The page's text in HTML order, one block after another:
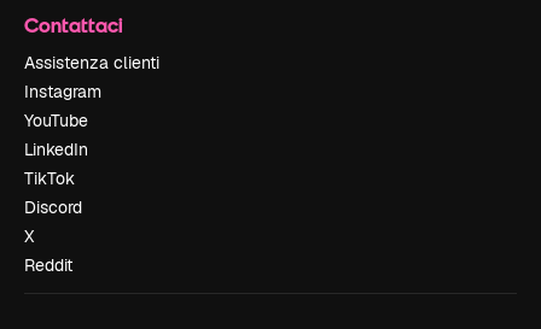
Contattaci
Assistenza clienti
Instagram
YouTube
LinkedIn
TikTok
Discord
X
Reddit